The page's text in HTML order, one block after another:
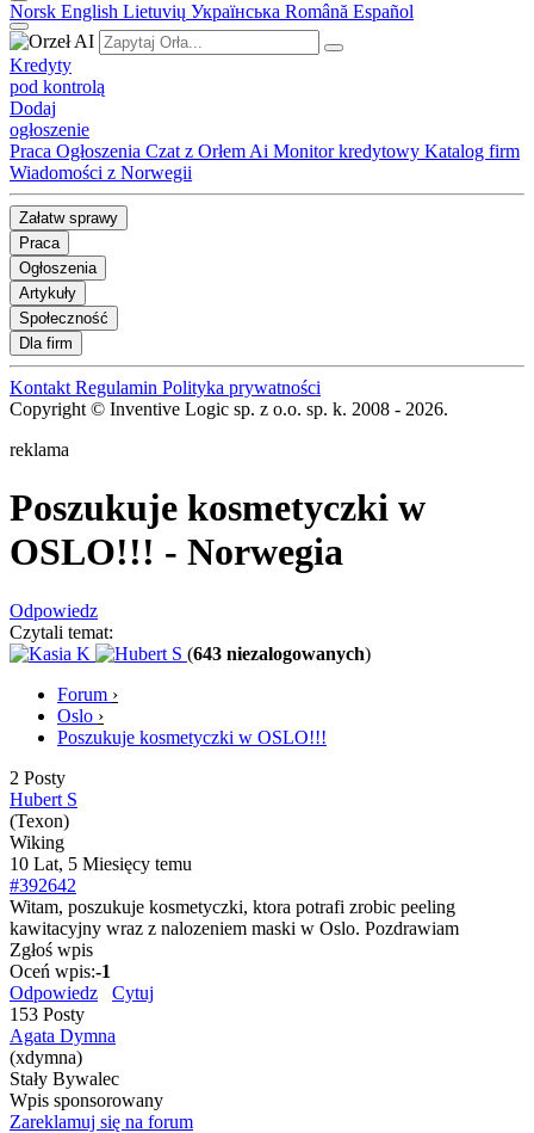
Norsk English Lietuvių Українська Română Español
Kredyty
pod kontrolą
Dodaj
ogłoszenie
Praca Ogłoszenia Czat z Orłem Ai Monitor kredytowy Katalog firm
Wiadomości z Norwegii
Załatw sprawy
Praca
Ogłoszenia
Artykuły
Społeczność
Dla firm
Kontakt Regulamin Polityka prywatności
Copyright © Inventive Logic sp. z o.o. sp. k. 2008 - 2026.
reklama
Poszukuje kosmetyczki w
OSLO!!! - Norwegia
Odpowiedz
Czytali temat:
(643 niezalogowanych)
Forum ›
Oslo ›
Poszukuje kosmetyczki w OSLO!!!
2 Posty
Hubert S
(Texon)
Wiking
10 Lat, 5 Miesięcy temu
#392642
Witam, poszukuje kosmetyczki, ktora potrafi zrobic peeling
kawitacyjny wraz z nalozeniem maski w Oslo. Pozdrawiam
Zgłoś wpis
Oceń wpis:-1
Odpowiedz
Cytuj
153 Posty
Agata Dymna
(xdymna)
Stały Bywalec
Wpis sponsorowany
Zareklamuj się na forum